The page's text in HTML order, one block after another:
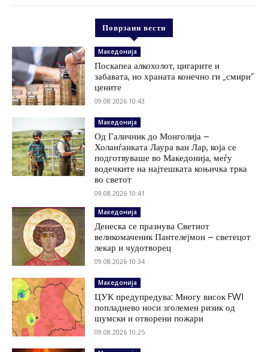
Поврзани вести
Македонија
Поскапеа алкохолот, цигарите и
забавата, но храната конечно ги „смири“
цените
09.08.2026 10:43
Македонија
Од Галичник до Монголија –
Холанѓанката Лаура ван Лар, која се
подготвуваше во Македонија, меѓу
водечките на најтешката коњичка трка
во светот
09.08.2026 10:41
Македонија
Денеска се празнува Светиот
великомаченик Пантелејмон – светецот
лекар и чудотворец
09.08.2026 10:34
Македонија
ЦУК предупредува: Многу висок FWI
попладнево носи зголемен ризик од
шумски и отворени пожари
09.08.2026 10:25